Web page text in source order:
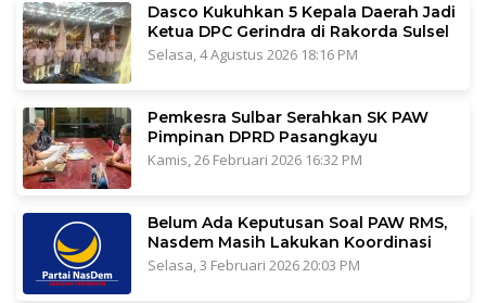
Dasco Kukuhkan 5 Kepala Daerah Jadi
Ketua DPC Gerindra di Rakorda Sulsel
Selasa, 4 Agustus 2026 18:16 PM
Pemkesra Sulbar Serahkan SK PAW
Pimpinan DPRD Pasangkayu
Kamis, 26 Februari 2026 16:32 PM
Belum Ada Keputusan Soal PAW RMS,
Nasdem Masih Lakukan Koordinasi
Selasa, 3 Februari 2026 20:03 PM